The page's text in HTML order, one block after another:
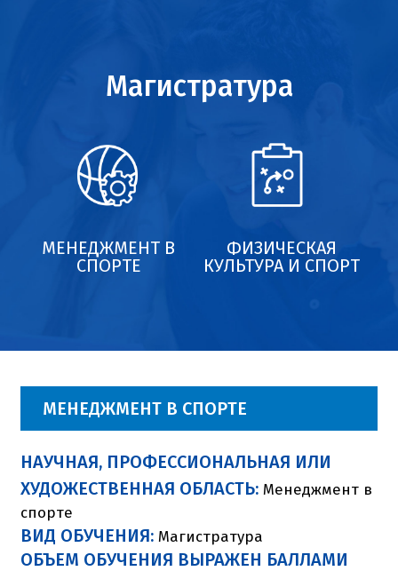
МЕНЕДЖМЕНТ В
СПОРТЕ
ФИЗИЧЕСКАЯ
КУЛЬТУРА И СПОРТ
Магистратура
МЕНЕДЖМЕНТ В СПОРТЕ
НАУЧНАЯ, ПРОФЕССИОНАЛЬНАЯ ИЛИ
ХУДОЖЕСТВЕННАЯ ОБЛАСТЬ: Менеджмент в
спорте
ВИД ОБУЧЕНИЯ: Магистратура
ОБЪЕМ ОБУЧЕНИЯ ВЫРАЖЕН БАЛЛАМИ